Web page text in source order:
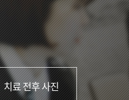
치료 전후 사진